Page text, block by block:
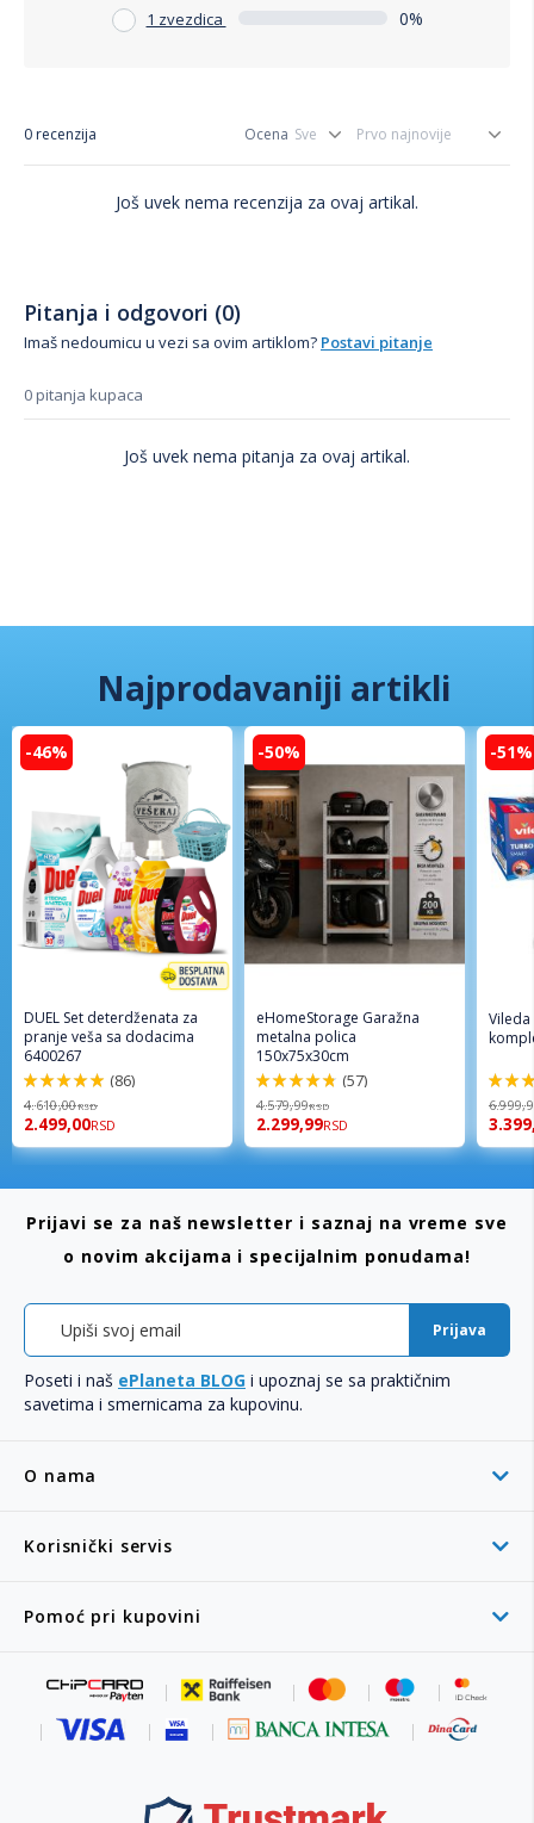
1 zvezdica 0%
0 recenzija Ocena
Još uvek nema recenzija za ovaj artikal.
Pitanja i odgovori (0)
Imaš nedoumicu u vezi sa ovim artiklom? Postavi pitanje
0 pitanja kupaca
Još uvek nema pitanja za ovaj artikal.
Najprodavaniji artikli
-46%
DUEL Set deterdženata za
pranje veša sa dodacima
6400267
98%
(86)
4.610,00RSD
2.499,00RSD
-50%
eHomeStorage Garažna
metalna polica
150x75x30cm
96%
(57)
4.579,99RSD
2.299,99RSD
-51%
92%
O nama
Korisnički servis
Pomoć pri kupovini
Prijavi se za naš newsletter i saznaj na vreme sve
o novim akcijama i specijalnim ponudama!
Prijava
Poseti i naš ePlaneta BLOG i upoznaj se sa praktičnim
savetima i smernicama za kupovinu.